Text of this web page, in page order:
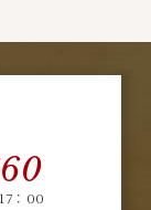
：00